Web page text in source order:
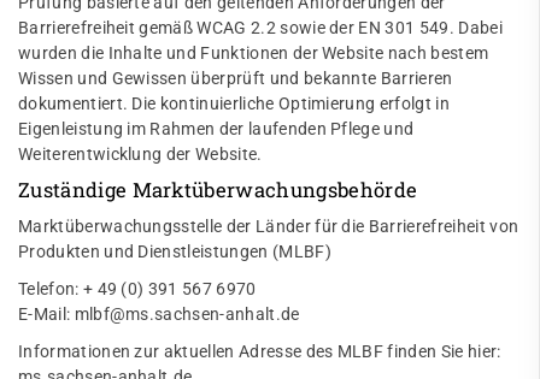
Barrierefreiheit gemäß WCAG 2.2 sowie der EN 301 549. Dabei
wurden die Inhalte und Funktionen der Website nach bestem
Wissen und Gewissen überprüft und bekannte Barrieren
dokumentiert. Die kontinuierliche Optimierung erfolgt in
Eigenleistung im Rahmen der laufenden Pflege und
Weiterentwicklung der Website.
Zuständige Marktüberwachungsbehörde
Marktüberwachungsstelle der Länder für die Barrierefreiheit von
Produkten und Dienstleistungen (MLBF)
Telefon: + 49 (0) 391 567 6970
E-Mail: mlbf@ms.sachsen-anhalt.de
Informationen zur aktuellen Adresse des MLBF finden Sie hier: